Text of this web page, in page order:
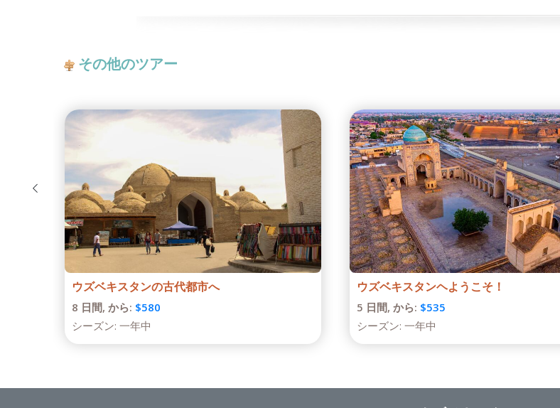
その他のツアー
ウズベキスタンヘようこそ！
5 日間, から: $535
シーズン: 一年中
$445 ウズベキスタン徳用観光
4 日間,から: $465
シーズン:一年中